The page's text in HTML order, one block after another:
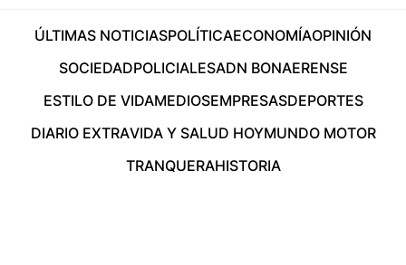
ÚLTIMAS NOTICIASPOLÍTICAECONOMÍAOPINIÓN
SOCIEDADPOLICIALESADN BONAERENSE
ESTILO DE VIDAMEDIOSEMPRESASDEPORTES
DIARIO EXTRAVIDA Y SALUD HOYMUNDO MOTOR
TRANQUERAHISTORIA